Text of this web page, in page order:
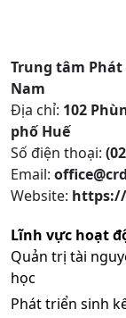
Trung tâm
Nam
Địa chỉ: 102
phố Huế
Số điện thoại:
Email:
Website:
Lĩnh vực hoạt
Quản trị tài
học
Phát triển sinh